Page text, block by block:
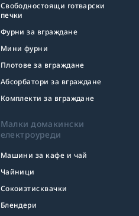
Свободностоящи готварски
печки
Фурни за вграждане
Мини фурни
Плотове за вграждане
Абсорбатори за вграждане
Комплекти за вграждане
Малки домакински
електроуреди
Машини за кафе и чай
Чайници
Сокоизтисквачки
Блендери